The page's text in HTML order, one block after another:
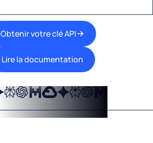
Obtenir votre clé API
Lire la documentation